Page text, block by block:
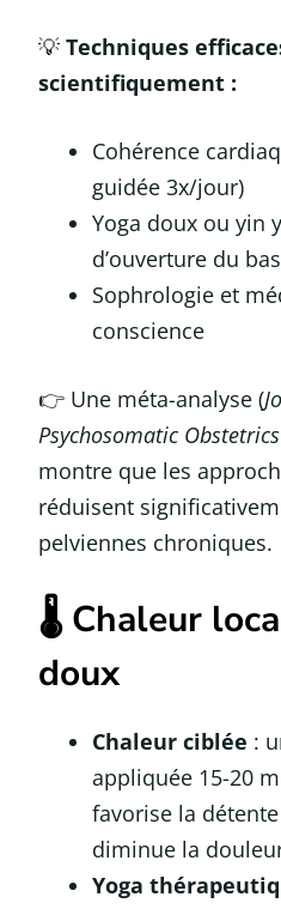
💡 Techniques
scientifiquement :
Cohérence
guidée 3x/jour)
Yoga doux ou yin
d’ouverture du
Sophrologie et
conscience
👉 Une méta-analyse (
Psychosomatic
montre que les
réduisent
pelviennes chroniques.
🌡️ Chaleur
doux
Chaleur ciblée :
appliquée 15-20
favorise la
diminue la
Yoga